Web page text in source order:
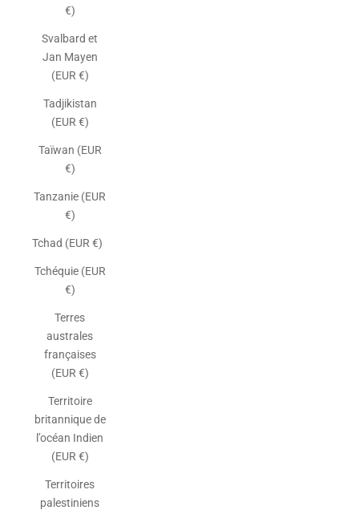
€)
Svalbard et
Jan Mayen
(EUR €)
Tadjikistan
(EUR €)
Taïwan (EUR
€)
Tanzanie (EUR
€)
Tchad (EUR €)
Tchéquie (EUR
€)
Terres
australes
françaises
(EUR €)
Territoire
britannique de
l’océan Indien
(EUR €)
Territoires
palestiniens